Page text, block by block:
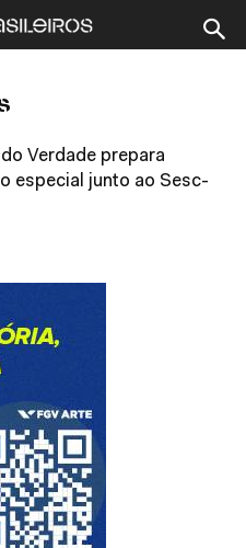
Verdade prepara
especial junto ao Sesc-